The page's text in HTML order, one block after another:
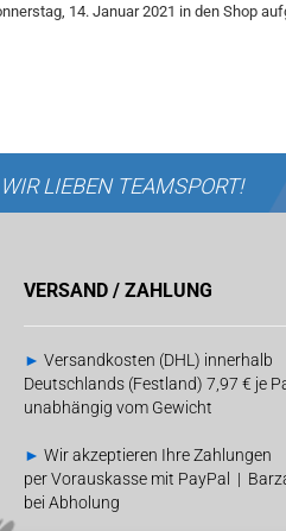
14. Januar 2021 in den Shop
WIR LIEBEN TEAMSPORT!
VERSAND / ZAHLUNG
► Versandkosten (DHL) innerhalb
Deutschlands (Festland) 7,97 € je
unabhängig vom Gewicht
► Wir akzeptieren Ihre Zahlungen
per Vorauskasse mit PayPal |
bei Abholung